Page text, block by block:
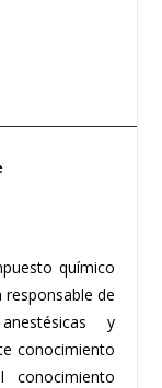
químico
de
y
conocimiento